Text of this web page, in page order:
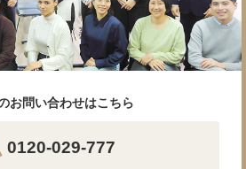
お問い合わせはこちら
0120-029-777